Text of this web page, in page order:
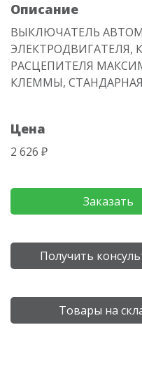
Описание
ВЫКЛЮЧАТЕЛЬ
ЭЛЕКТРОДВИГАТЕЛЯ,
РАСЦЕПИТЕЛЯ
КЛЕММЫ,
Цена
2 626 ₽
Заказать
Получить
Товары на